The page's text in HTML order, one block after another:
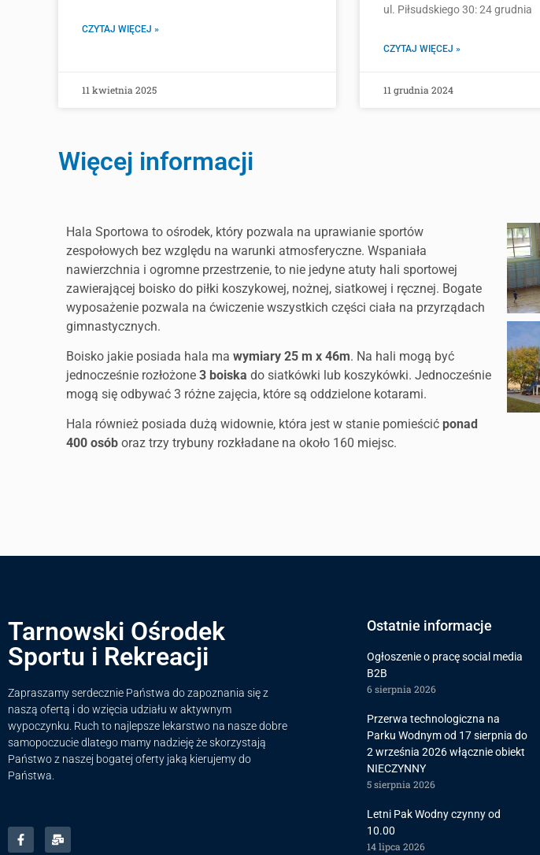
CZYTAJ WIĘCEJ »
11 kwietnia 2025
ul. Piłsudskiego 30: 24 grudnia
CZYTAJ WIĘCEJ »
11 grudnia 2024
Więcej informacji
Hala Sportowa to ośrodek, który pozwala na uprawianie sportów
zespołowych bez względu na warunki atmosferyczne. Wspaniała
nawierzchnia i ogromne przestrzenie, to nie jedyne atuty hali sportowej
zawierającej boisko do piłki koszykowej, nożnej, siatkowej i ręcznej. Bogate
wyposażenie pozwala na ćwiczenie wszystkich części ciała na przyrządach
gimnastycznych.
Boisko jakie posiada hala ma wymiary 25 m x 46m. Na hali mogą być
jednocześnie rozłożone 3 boiska do siatkówki lub koszykówki. Jednocześnie
mogą się odbywać 3 różne zajęcia, które są oddzielone kotarami.
Hala również posiada dużą widownie, która jest w stanie pomieścić ponad
400 osób oraz trzy trybuny rozkładane na około 160 miejsc.
Tarnowski Ośrodek
Sportu i Rekreacji
Zapraszamy serdecznie Państwa do zapoznania się z
naszą ofertą i do wzięcia udziału w aktywnym
wypoczynku. Ruch to najlepsze lekarstwo na nasze dobre
samopoczucie dlatego mamy nadzieję że skorzystają
Państwo z naszej bogatej oferty jaką kierujemy do
Państwa.
Ostatnie informacje
Ogłoszenie o pracę social media
B2B
6 sierpnia 2026
Przerwa technologiczna na
Parku Wodnym od 17 sierpnia do
2 września 2026 włącznie obiekt
NIECZYNNY
5 sierpnia 2026
Letni Pak Wodny czynny od
10.00
14 lipca 2026